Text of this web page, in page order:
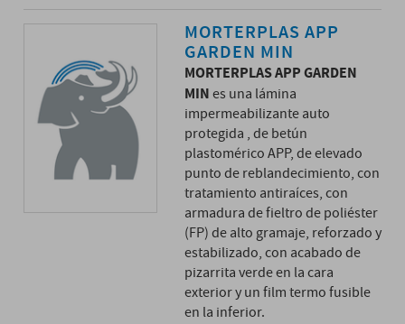
MORTERPLAS APP
GARDEN MIN
MORTERPLAS APP GARDEN
MINes una lámina
impermeabilizante auto
protegida , de betún
plastomérico APP, de elevado
punto de reblandecimiento, con
tratamiento antiraíces, con
armadura de fieltro de poliéster
(FP) de alto gramaje, reforzado y
estabilizado, con acabado de
pizarrita verde en la cara
exterior y un film termo fusible
en la inferior.